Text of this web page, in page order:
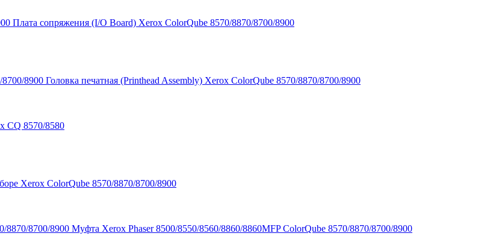
Плата сопряжения (I/O Board) Xerox ColorQube 8570/8870/8700/8900
Головка печатная (Printhead Assembly) Xerox ColorQube 8570/8870/8700/8900
CQ 8570/8580
Xerox ColorQube 8570/8870/8700/8900
Муфта Xerox Phaser 8500/8550/8560/8860/8860MFP ColorQube 8570/8870/8700/8900